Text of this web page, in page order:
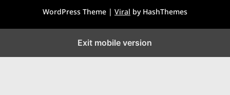
WordPress Theme | Viral by HashThemes
Exit mobile version